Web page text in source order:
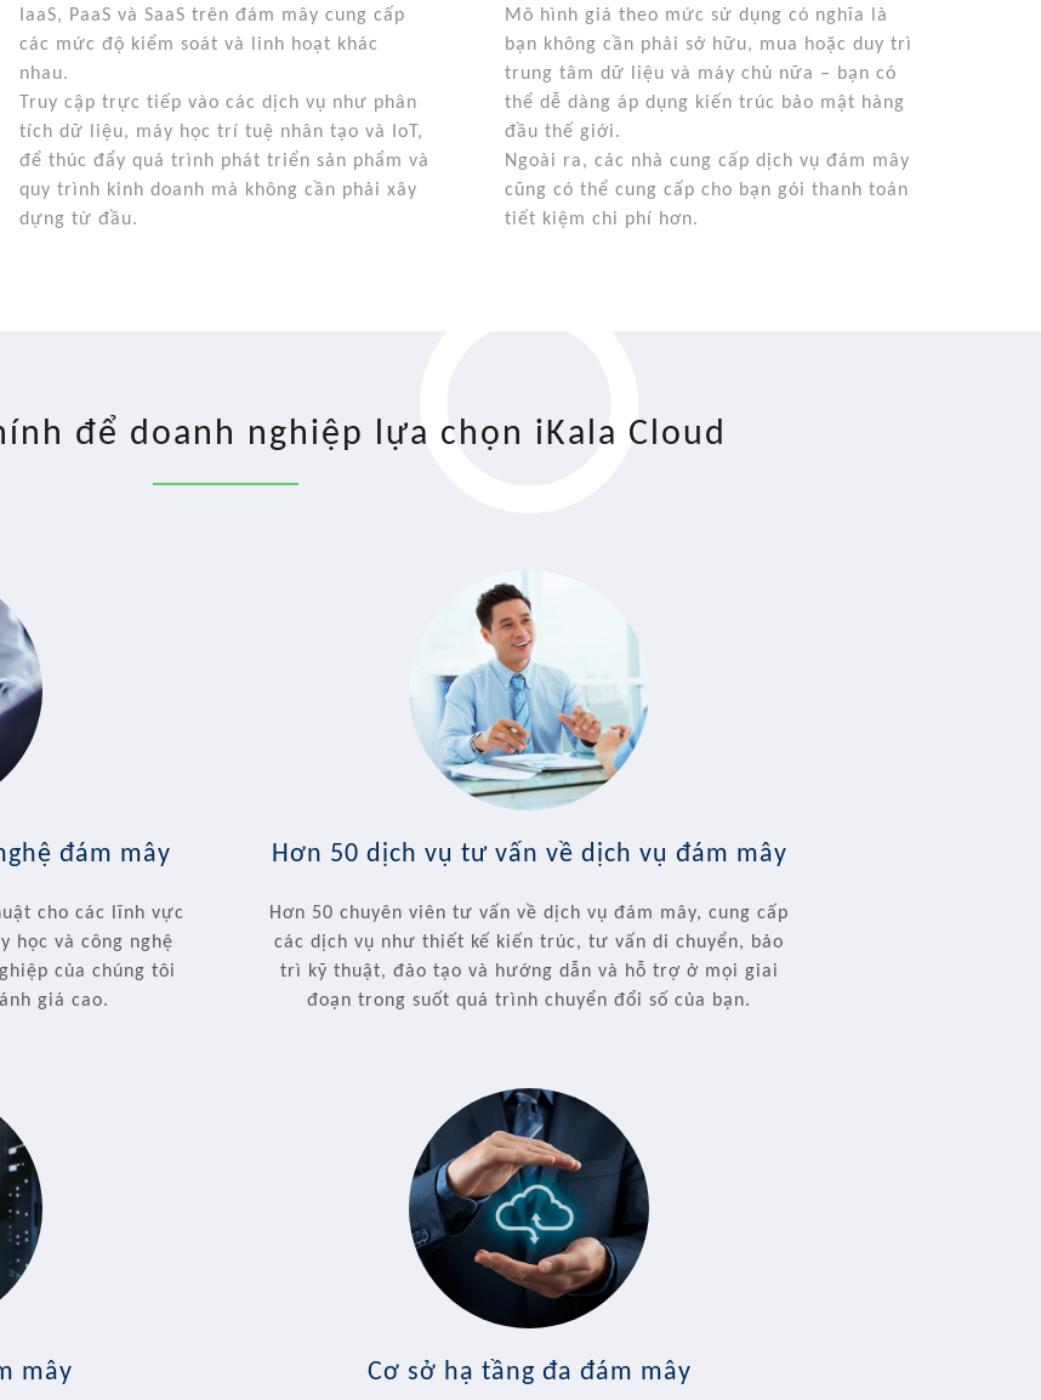
IaaS, PaaS và SaaS trên đám mây cung cấp
các mức độ kiểm soát và linh hoạt khác
nhau.
Truy cập trực tiếp vào các dịch vụ như phân
tích dữ liệu, máy học trí tuệ nhân tạo và IoT,
để thúc đẩy quá trình phát triển sản phẩm và
quy trình kinh doanh mà không cần phải xây
dựng từ đầu.
Mô hình giá theo mức sử dụng có nghĩa là
bạn không cần phải sở hữu, mua hoặc duy trì
trung tâm dữ liệu và máy chủ nữa – bạn có
thể dễ dàng áp dụng kiến trúc bảo mật hàng
đầu thế giới.
Ngoài ra, các nhà cung cấp dịch vụ đám mây
cũng có thể cung cấp cho bạn gói thanh toán
tiết kiệm chi phí hơn.
để doanh nghiệp lựa chọn iKala Cloud
đám mây
cho các lĩnh vực
học và công nghệ
của chúng tôi
giá cao.
Hơn 50 dịch vụ tư vấn về dịch vụ đám mây
Hơn 50 chuyên viên tư vấn về dịch vụ đám mây, cung cấp
các dịch vụ như thiết kế kiến trúc, tư vấn di chuyển, bảo
trì kỹ thuật, đào tạo và hướng dẫn và hỗ trợ ở mọi giai
đoạn trong suốt quá trình chuyển đổi số của bạn.
mây Cơ sở hạ tầng đa đám mây